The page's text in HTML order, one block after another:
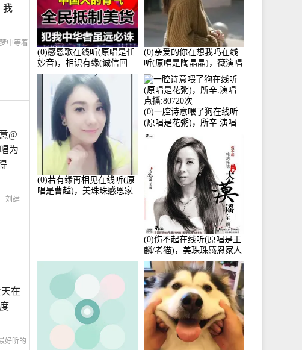
我
中等着
@
为
刘建
在
好听的
(0)感恩歌在线听(原唱是任
妙音)，相识有缘(诚信回
访)演唱点播:161288次
(0)亲爱的你在想我吗在线
听(原唱是陶晶晶)，薇演唱
点播:159722次
(0)若有缘再相见在线听(原
唱是曹越)，美珠珠感恩家
(0)一腔诗意喂了狗在线听
(原唱是花粥)，所辛.演唱
点播:80720次
(0)伤不起在线听(原唱是王
麟/老猫)，美珠珠感恩家人
演唱点播:80218次